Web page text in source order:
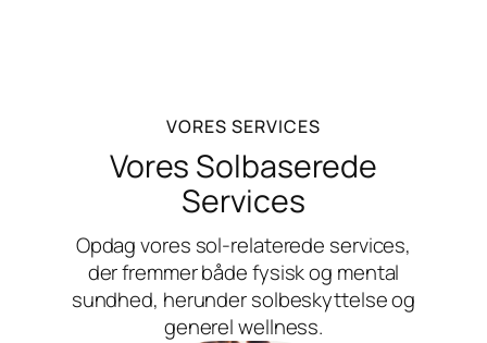
VORES SERVICES
Vores Solbaserede
Services
Opdag vores sol-relaterede services,
der fremmer både fysisk og mental
sundhed, herunder solbeskyttelse og
generel wellness.